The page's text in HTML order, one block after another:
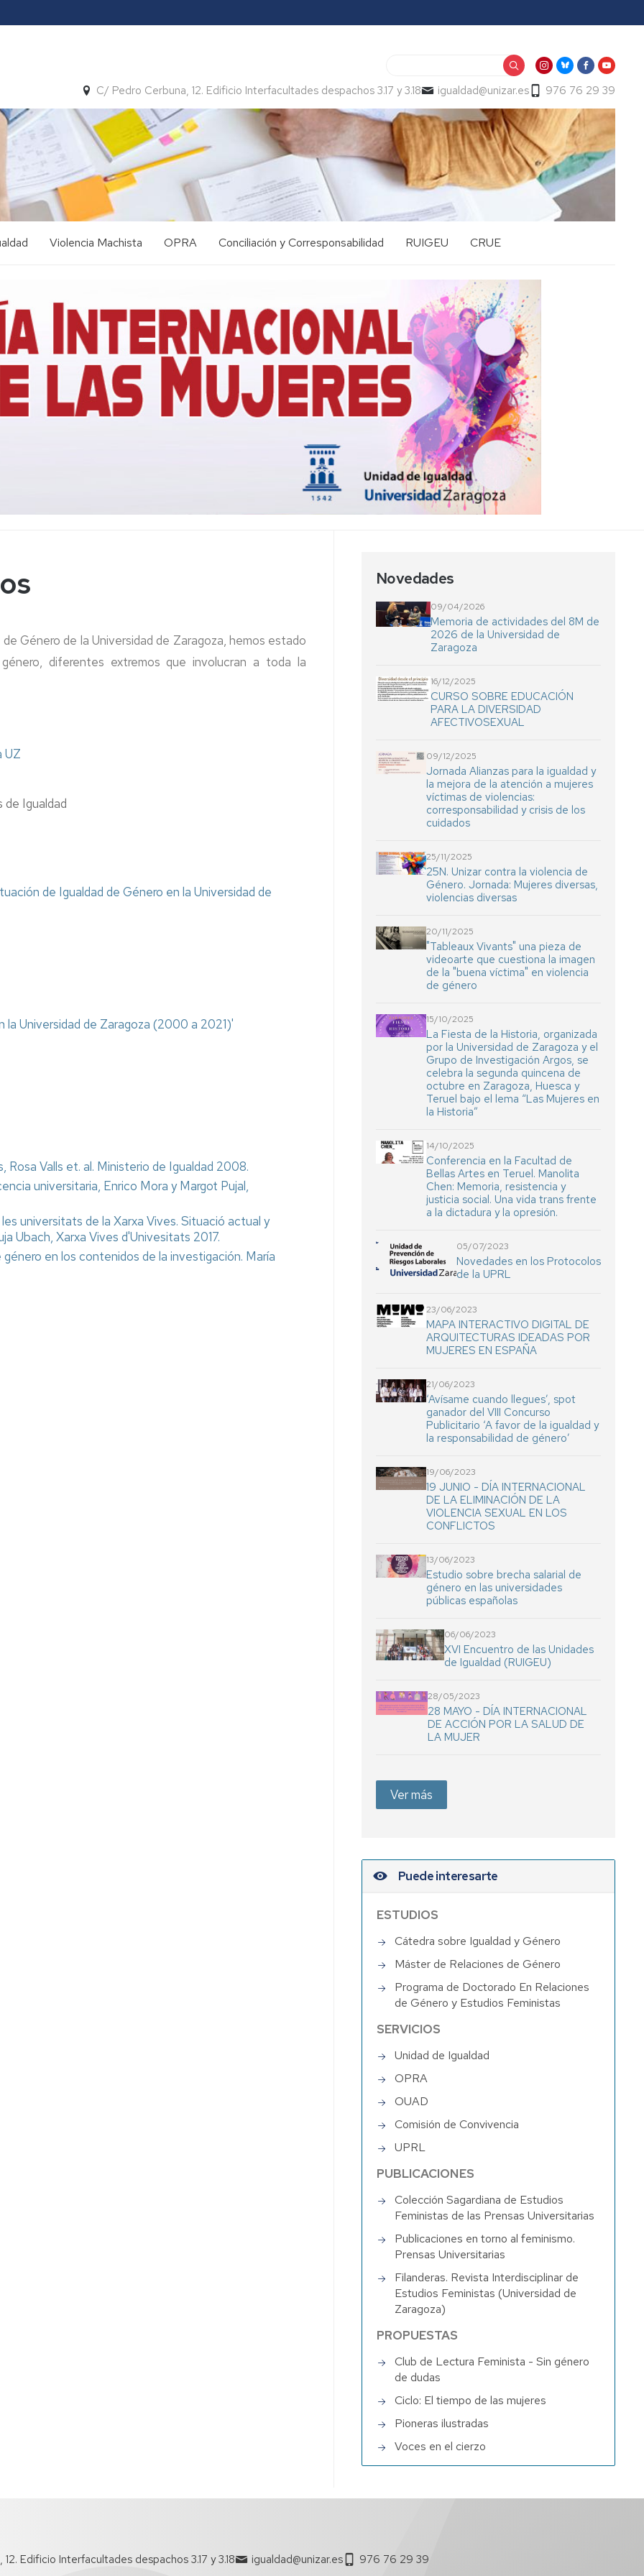
C/ Pedro Cerbuna, 12. Edificio Interfacultades despachos 3.17 y 3.18 igualdad@unizar.es 976 76 29 39
Violencia Machista
Sensibilización
Protocolo
Acoso
Recursos
Externos
OPRA Conciliación y Corresponsabilidad RUIGEU CRUE
de
trabajo
Políticas
de
Género
Recomendaciones
para
el
uso
del
lenguaje
Género de la Universidad de Zaragoza, hemos estado
diferentes extremos que involucran a toda la
UZ
de Igualdad
de Igualdad de Género en la Universidad de
la Universidad de Zaragoza (2000 a 2021)'
Rosa Valls et. al. Ministerio de Igualdad 2008.
universitaria, Enrico Mora y Margot Pujal,
universitats de la Xarxa Vives. Situació actual y
Ubach, Xarxa Vives d'Univesitats 2017.
en los contenidos de la investigación. María
Novedades
09/04/2026
Memoria de actividades del 8M de
2026 de la Universidad de
Zaragoza
16/12/2025
CURSO SOBRE EDUCACIÓN
PARA LA DIVERSIDAD
AFECTIVOSEXUAL
09/12/2025
Jornada Alianzas para la igualdad y
la mejora de la atención a mujeres
víctimas de violencias:
corresponsabilidad y crisis de los
cuidados
25/11/2025
25N. Unizar contra la violencia de
Género. Jornada: Mujeres diversas,
violencias diversas
20/11/2025
"Tableaux Vivants" una pieza de
videoarte que cuestiona la imagen
de la "buena víctima" en violencia
de género
15/10/2025
La Fiesta de la Historia, organizada
por la Universidad de Zaragoza y el
Grupo de Investigación Argos, se
celebra la segunda quincena de
octubre en Zaragoza, Huesca y
Teruel bajo el lema “Las Mujeres en
la Historia”
14/10/2025
Conferencia en la Facultad de
Bellas Artes en Teruel. Manolita
Chen: Memoria, resistencia y
justicia social. Una vida trans frente
a la dictadura y la opresión.
05/07/2023
Novedades en los Protocolos
de la UPRL
23/06/2023
MAPA INTERACTIVO DIGITAL DE
ARQUITECTURAS IDEADAS POR
MUJERES EN ESPAÑA
21/06/2023
‘Avísame cuando llegues’, spot
ganador del VIII Concurso
Publicitario ‘A favor de la igualdad y
la responsabilidad de género’
19/06/2023
19 JUNIO - DÍA INTERNACIONAL
DE LA ELIMINACIÓN DE LA
VIOLENCIA SEXUAL EN LOS
CONFLICTOS
13/06/2023
Estudio sobre brecha salarial de
género en las universidades
públicas españolas
06/06/2023
XVI Encuentro de las Unidades
de Igualdad (RUIGEU)
28/05/2023
28 MAYO - DÍA INTERNACIONAL
DE ACCIÓN POR LA SALUD DE
LA MUJER
Ver más
Puede interesarte
ESTUDIOS
Cátedra sobre Igualdad y Género
Máster de Relaciones de Género
Programa de Doctorado En Relaciones
de Género y Estudios Feministas
SERVICIOS
Unidad de Igualdad
OPRA
OUAD
Comisión de Convivencia
UPRL
PUBLICACIONES
Colección Sagardiana de Estudios
Feministas de las Prensas Universitarias
Publicaciones en torno al feminismo.
Prensas Universitarias
Filanderas. Revista Interdisciplinar de
Estudios Feministas (Universidad de
Zaragoza)
PROPUESTAS
Club de Lectura Feminista - Sin género
de dudas
Ciclo: El tiempo de las mujeres
Pioneras ilustradas
Voces en el cierzo
Edificio Interfacultades despachos 3.17 y 3.18 igualdad@unizar.es 976 76 29 39